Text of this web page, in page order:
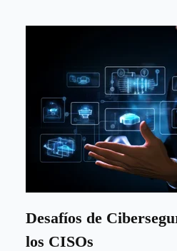
Desafíos de
los CISOs